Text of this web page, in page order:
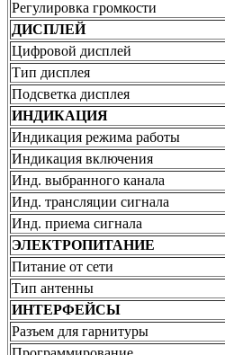
Регулировка громкости
ДИСПЛЕЙ
Цифровой дисплей
Тип дисплея
Подсветка дисплея
ИНДИКАЦИЯ
Индикация режима работы
Индикация включения
Инд. выбранного канала
Инд. трансляции сигнала
Инд. приема сигнала
ЭЛЕКТРОПИТАНИЕ
Питание от сети
Тип антенны
ИНТЕРФЕЙСЫ
Разъем для гарнитуры